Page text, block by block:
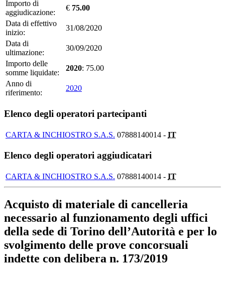
Importo di
aggiudicazione:
€ 75.00
Data di effettivo
inizio:
31/08/2020
Data di
ultimazione:
30/09/2020
Importo delle
somme liquidate:
2020: 75.00
Anno di
riferimento:
2020
Elenco degli operatori partecipanti
CARTA & INCHIOSTRO S.A.S. 07888140014 - IT
Elenco degli operatori aggiudicatari
CARTA & INCHIOSTRO S.A.S. 07888140014 - IT
Acquisto di materiale di cancelleria
necessario al funzionamento degli uffici
della sede di Torino dell’Autorità e per lo
svolgimento delle prove concorsuali
indette con delibera n. 173/2019